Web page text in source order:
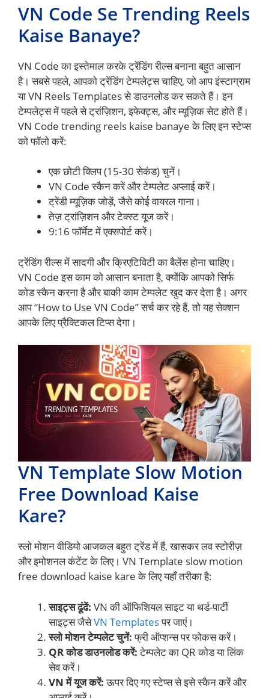
VN Code Se Trending Reels
Kaise Banaye?
VN Code का इस्तेमाल करके ट्रेंडिंग रील्स बनाना बहुत आसान
है। सबसे पहले, आपको ट्रेंडिंग टेम्पलेट्स चाहिए, जो आप इंस्टाग्राम
या VN Reels Templates से डाउनलोड कर सकते हैं। इन
टेम्पलेट्स में पहले से ट्रांज़िशन, इफेक्ट्स, और म्यूज़िक सेट होते हैं।
VN Code trending reels kaise banaye के लिए इन स्टेप्स
को फॉलो करें:
एक छोटी क्लिप (15-30 सेकंड) चुनें।
VN Code स्कैन करें और टेम्पलेट अप्लाई करें।
ट्रेंडी म्यूज़िक जोड़ें, जैसे कोई वायरल गाना।
तेज़ ट्रांज़िशन और टेक्स्ट यूज करें।
9:16 फॉर्मेट में एक्सपोर्ट करें।
ट्रेंडिंग रील्स में सादगी और क्रिएटिविटी का बैलेंस होना चाहिए।
VN Code इस काम को आसान बनाता है, क्योंकि आपको सिर्फ
कोड स्कैन करना है और बाकी काम टेम्पलेट खुद कर देता है। अगर
आप “How to Use VN Code” सर्च कर रहे हैं, तो यह सेक्शन
आपके लिए प्रैक्टिकल टिप्स देगा।
VN Template Slow Motion
Free Download Kaise
Kare?
स्लो मोशन वीडियो आजकल बहुत ट्रेंड में हैं, खासकर लव स्टोरीज़
और इमोशनल कंटेंट के लिए। VN Template slow motion
free download kaise kare के लिए यहाँ तरीका है:
साइट्स ढूंढें: VN की ऑफिशियल साइट या थर्ड-पार्टी
साइट्स जैसेVN Templatesपर जाएं।
स्लो मोशन टेम्पलेट चुनें:फ्री ऑप्शन्स पर फोकस करें।
QR कोड डाउनलोड करें:टेम्पलेट का QR कोड या लिंक
सेव करें।
VN में यूज करें:ऊपर दिए गए स्टेप्स से इसे स्कैन करें और